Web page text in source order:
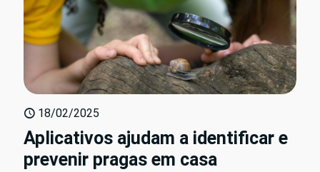
18/02/2025
Aplicativos ajudam a identificar e
prevenir pragas em casa